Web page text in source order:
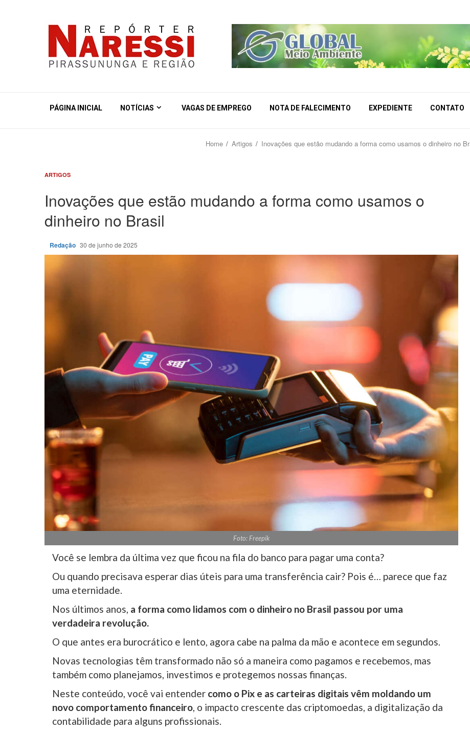
PÁGINA INICIAL NOTÍCIAS VAGAS DE EMPREGO NOTA DE FALECIMENTO EXPEDIENTE CONTATO
Home Artigos Inovações que estão mudando a forma como usamos o dinheiro no
ARTIGOS
Inovações que estão mudando a forma como usamos o
dinheiro no Brasil
Redação 30 de junho de 2025
Foto: Freepik
Você se lembra da última vez que ficou na fila do banco para pagar uma conta?
Ou quando precisava esperar dias úteis para uma transferência cair? Pois é… parece que faz
uma eternidade.
Nos últimos anos, a forma como lidamos com o dinheiro no Brasil passou por uma
verdadeira revolução.
O que antes era burocrático e lento, agora cabe na palma da mão e acontece em segundos.
Novas tecnologias têm transformado não só a maneira como pagamos e recebemos, mas
também como planejamos, investimos e protegemos nossas finanças.
Neste conteúdo, você vai entender como o Pix e as carteiras digitais vêm moldando um
novo comportamento financeiro , o impacto crescente das criptomoedas, a digitalização da
contabilidade para alguns profissionais.